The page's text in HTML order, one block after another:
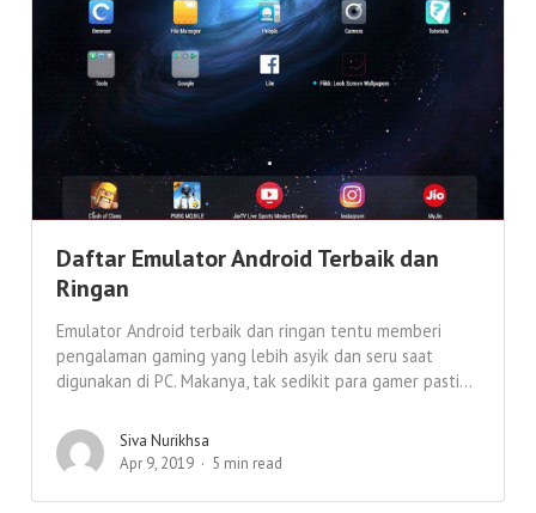
Daftar Emulator Android Terbaik dan
Ringan
Emulator Android terbaik dan ringan tentu memberi
pengalaman gaming yang lebih asyik dan seru saat
digunakan di PC. Makanya, tak sedikit para gamer pasti...
Siva Nurikhsa
Apr 9, 2019
5 min read